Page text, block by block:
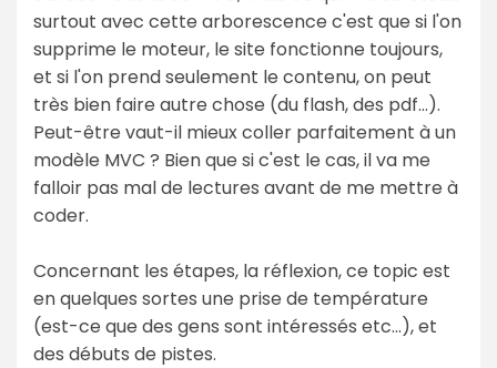
surtout avec cette arborescence c'est que si l'on
supprime le moteur, le site fonctionne toujours,
et si l'on prend seulement le contenu, on peut
très bien faire autre chose (du flash, des pdf...).
Peut-être vaut-il mieux coller parfaitement à un
modèle MVC ? Bien que si c'est le cas, il va me
falloir pas mal de lectures avant de me mettre à
coder.
Concernant les étapes, la réflexion, ce topic est
en quelques sortes une prise de température
(est-ce que des gens sont intéressés etc...), et
des débuts de pistes.